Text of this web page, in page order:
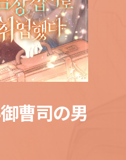
曹司の男